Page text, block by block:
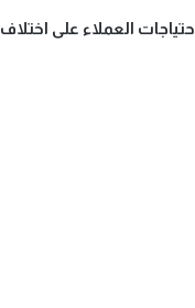
العملاء على اختلاف